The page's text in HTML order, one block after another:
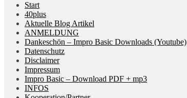
Start
40plus
Aktuelle Blog Artikel
ANMELDUNG
Dankeschön – Impro Basic Downloads (Youtube)
Datenschutz
Disclaimer
Impressum
Impro Basic – Download PDF + mp3
INFOS